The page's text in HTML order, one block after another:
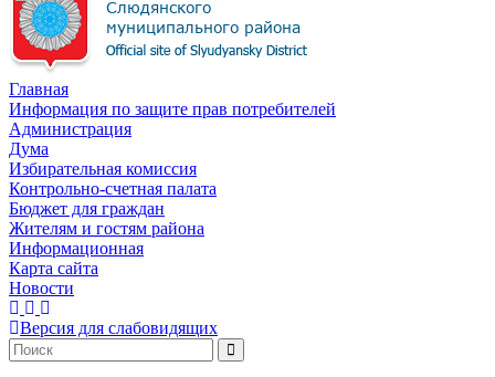
Главная
Информация по защите прав потребителей
Администрация
Дума
Избирательная комиссия
Контрольно-счетная палата
Бюджет для граждан
Жителям и гостям района
Информационная
Карта сайта
Новости
Версия для слабовидящих